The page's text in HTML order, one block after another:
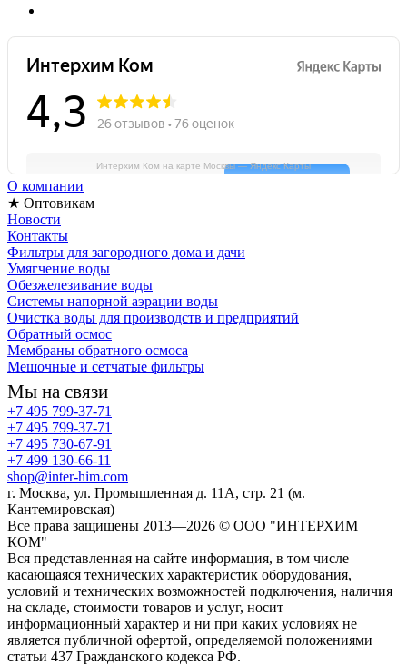
Интерхим Ком на карте Москвы — Яндекс Карты
О компании
★ Оптовикам
Новости
Контакты
Фильтры для загородного дома и дачи
Умягчение воды
Обезжелезивание воды
Системы напорной аэрации воды
Очистка воды для производств и предприятий
Обратный осмос
Мембраны обратного осмоса
Мешочные и сетчатые фильтры
Мы на связи
+7 495 799-37-71
+7 495 799-37-71
+7 495 730-67-91
+7 499 130-66-11
shop@inter-him.com
г. Москва, ул. Промышленная д. 11А, стр. 21 (м.
Кантемировская)
Все права защищены 2013—2026 © OOO "ИНТЕРХИМ
КОМ"
Вся представленная на сайте информация, в том числе
касающаяся технических характеристик оборудования,
условий и технических возможностей подключения, наличия
на складе, стоимости товаров и услуг, носит
информационный характер и ни при каких условиях не
является публичной офертой, определяемой положениями
статьи 437 Гражданского кодекса РФ.